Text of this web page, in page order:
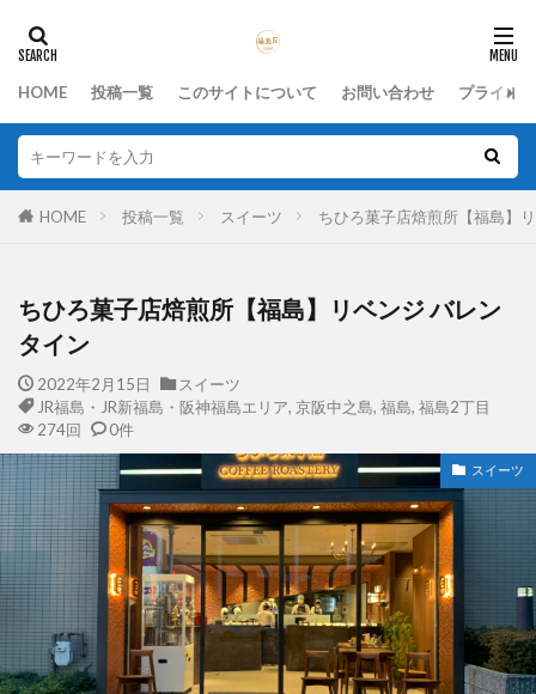
HOME 投稿一覧 このサイトについて お問い合わせ プライバ
HOME 投稿一覧 スイーツ ちひろ菓子店焙煎所【福島】
ちひろ菓子店焙煎所【福島】リベンジ バレン
タイン
2022年2月15日
スイーツ
JR福島・JR新福島・阪神福島エリア, 京阪中之島, 福島, 福島2丁目
274回
0件
スイーツ